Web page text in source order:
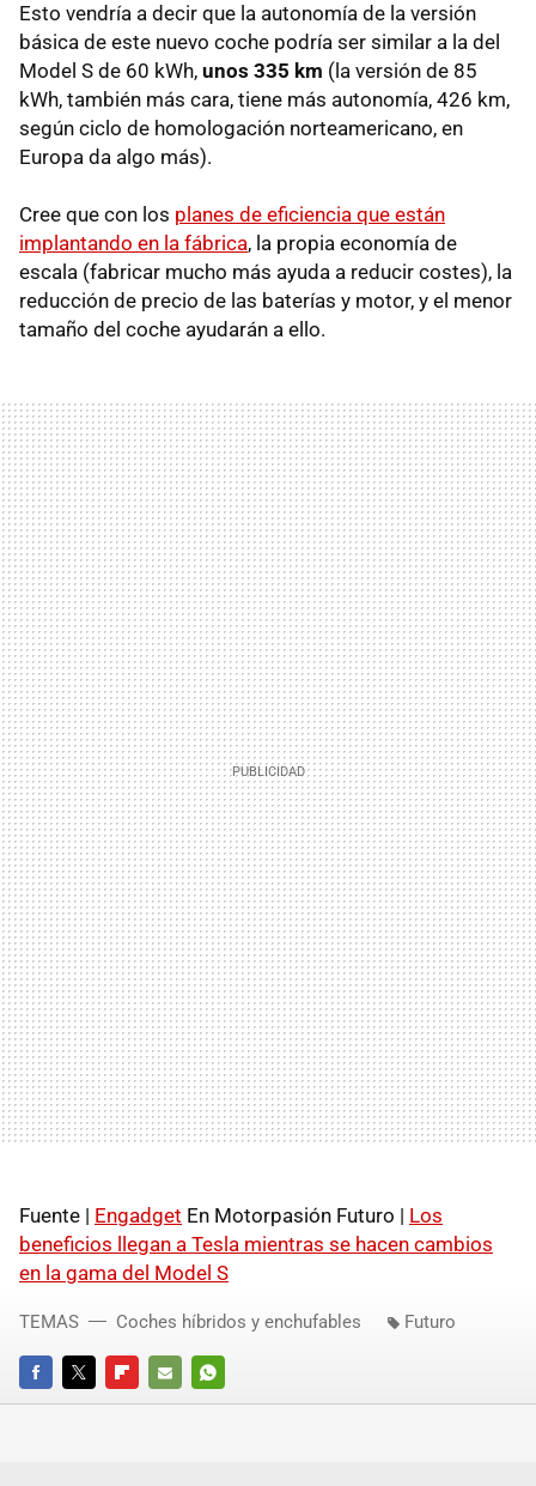
Esto vendría a decir que la autonomía de la versión
básica de este nuevo coche podría ser similar a la del
Model S de 60 kWh, unos 335 km (la versión de 85
kWh, también más cara, tiene más autonomía, 426 km,
según ciclo de homologación norteamericano, en
Europa da algo más).
Cree que con los planes de eficiencia que están
implantando en la fábrica, la propia economía de
escala (fabricar mucho más ayuda a reducir costes), la
reducción de precio de las baterías y motor, y el menor
tamaño del coche ayudarán a ello.
Fuente | Engadget En Motorpasión Futuro | Los
beneficios llegan a Tesla mientras se hacen cambios
en la gama del Model S
FACEBOOKTWITTERFLIPBOARD
E-
WHATSAPP
TEMAS Coches híbridos y enchufables Futuro